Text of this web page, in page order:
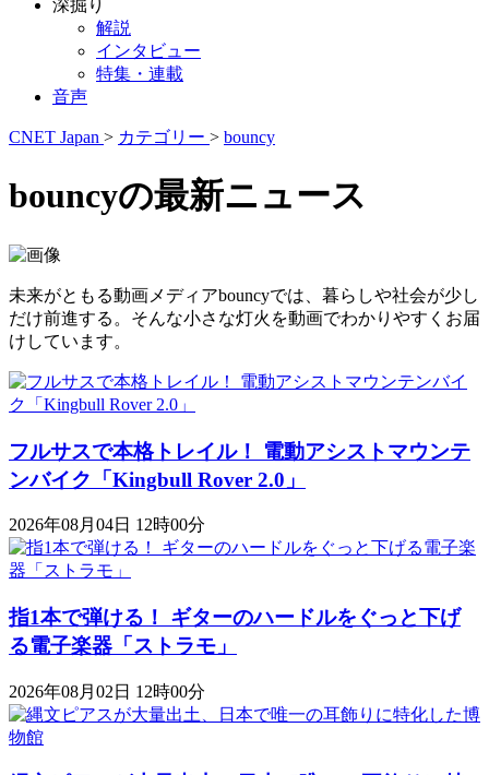
深掘り
解説
インタビュー
特集・連載
音声
CNET Japan > カテゴリー > bouncy
bouncyの最新ニュース
未来がともる動画メディアbouncyでは、暮らしや社会が少し
だけ前進する。そんな小さな灯火を動画でわかりやすくお届
けしています。
フルサスで本格トレイル！ 電動アシストマウンテ
ンバイク「Kingbull Rover 2.0」
2026年08月04日 12時00分
指1本で弾ける！ ギターのハードルをぐっと下げ
る電子楽器「ストラモ」
2026年08月02日 12時00分